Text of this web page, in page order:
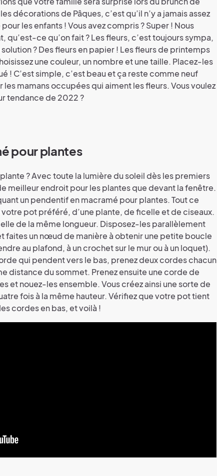
décorations de Pâques, c’est qu’il n’y a jamais assez
les enfants ! Vous avez compris ? Super ! Nous
qu’est-ce qu’on fait ? Les fleurs, c’est toujours sympa,
? Des fleurs en papier ! Les fleurs de printemps
une couleur, un nombre et une taille. Placez-les
! C’est simple, c’est beau et ça reste comme neuf
mamans occupées qui aiment les fleurs. Vous voulez
tendance de 2022 ?
pour plantes
? Avec toute la lumière du soleil dès les premiers
meilleur endroit pour les plantes que devant la fenêtre.
un pendentif en macramé pour plantes. Tout ce
pot préféré, d’une plante, de ficelle et de ciseaux.
de la même longueur. Disposez-les parallèlement
faites un nœud de manière à obtenir une petite boucle
au plafond, à un crochet sur le mur ou à un loquet).
qui pendent vers le bas, prenez deux cordes chacun
distance du sommet. Prenez ensuite une corde de
et nouez-les ensemble. Vous créez ainsi une sorte de
fois à la même hauteur. Vérifiez que votre pot tient
cordes en bas, et voilà !